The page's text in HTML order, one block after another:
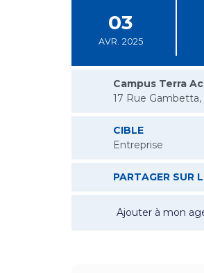
03
AVR. 2025
Campus Terra
17 Rue Gambetta,
CIBLE
Entreprise
PARTAGER SUR
Ajouter à mon